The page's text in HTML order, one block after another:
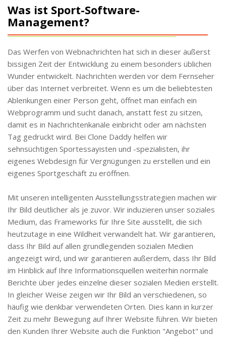
Was ist Sport-Software-
Management?
Das Werfen von Webnachrichten hat sich in dieser äußerst
bissigen Zeit der Entwicklung zu einem besonders üblichen
Wunder entwickelt. Nachrichten werden vor dem Fernseher
über das Internet verbreitet. Wenn es um die beliebtesten
Ablenkungen einer Person geht, öffnet man einfach ein
Webprogramm und sucht danach, anstatt fest zu sitzen,
damit es in Nachrichtenkanäle einbricht oder am nächsten
Tag gedruckt wird. Bei Clone Daddy helfen wir
sehnsüchtigen Sportessayisten und -spezialisten, ihr
eigenes Webdesign für Vergnügungen zu erstellen und ein
eigenes Sportgeschäft zu eröffnen.
Mit unseren intelligenten Ausstellungsstrategien machen wir
Ihr Bild deutlicher als je zuvor. Wir induzieren unser soziales
Medium, das Frameworks für Ihre Site ausstellt, die sich
heutzutage in eine Wildheit verwandelt hat. Wir garantieren,
dass Ihr Bild auf allen grundlegenden sozialen Medien
angezeigt wird, und wir garantieren außerdem, dass Ihr Bild
im Hinblick auf Ihre Informationsquellen weiterhin normale
Berichte über jedes einzelne dieser sozialen Medien erstellt.
In gleicher Weise zeigen wir Ihr Bild an verschiedenen, so
häufig wie denkbar verwendeten Orten. Dies kann in kurzer
Zeit zu mehr Bewegung auf Ihrer Website führen. Wir bieten
den Kunden Ihrer Website auch die Funktion "Angebot" und